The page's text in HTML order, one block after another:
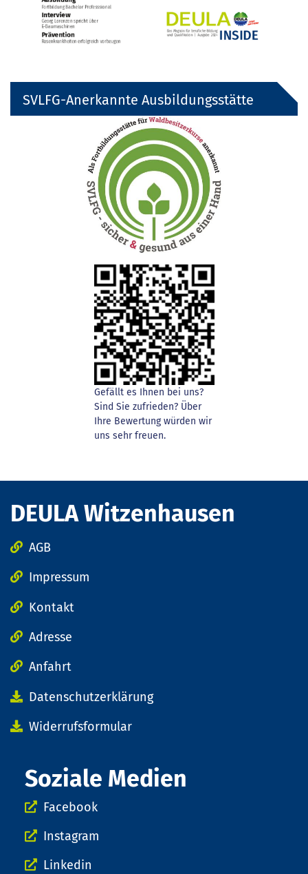
SVLFG-Anerkannte Ausbildungsstätte
Gefällt es Ihnen bei uns?
Sind Sie zufrieden? Über
Ihre Bewertung würden wir
uns sehr freuen.
DEULA Witzenhausen
AGB
Impressum
Kontakt
Adresse
Anfahrt
Datenschutzerklärung
Widerrufsformular
Soziale Medien
Facebook
Instagram
Linkedin